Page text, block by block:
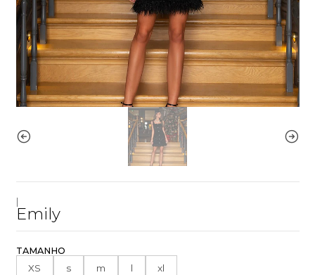
Emily
TAMANHO
XS s m l xl